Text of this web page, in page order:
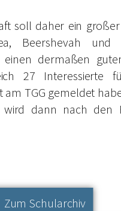
soll daher ein
Beershevah und
einen dermaßen
27 Interessierte
TGG gemeldet
dann nach den
Zum Schularchiv